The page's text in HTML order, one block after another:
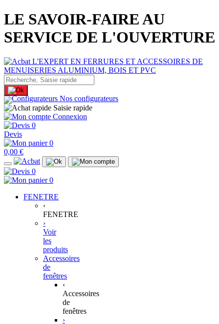
LE SAVOIR-FAIRE AU
SERVICE DE L'OUVERTURE
Nos configurateurs
Saisie rapide
Connexion
0
Devis
0
0,00 €
0
0
FENETRE
‹
FENETRE
›
Voir
les
produits
Accessoires
de
fenêtres
‹
Accessoires
de
fenêtres
›